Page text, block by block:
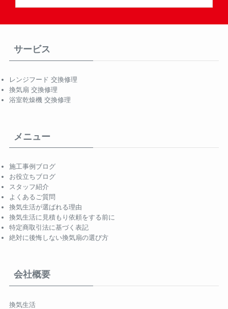
サービス
レンジフード 交換修理
換気扇 交換修理
浴室乾燥機 交換修理
メニュー
施工事例ブログ
お役立ちブログ
スタッフ紹介
よくあるご質問
換気生活が選ばれる理由
換気生活に見積もり依頼をする前に
特定商取引法に基づく表記
絶対に後悔しない換気扇の選び方
会社概要
換気生活